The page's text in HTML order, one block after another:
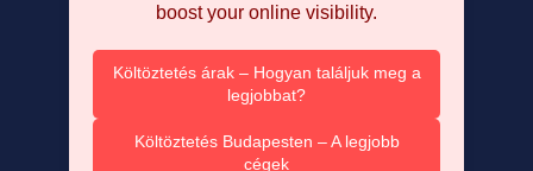
boost your online visibility.
Költöztetés árak – Hogyan találjuk meg a
legjobbat?
Költöztetés Budapesten – A legjobb
cégek